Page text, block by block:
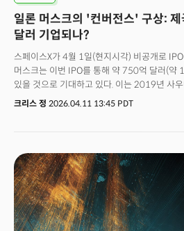
일론 머스크의 '컨버전스' 구상:
달러 기업되나?
스페이스X가 4월 1일(현지시각) 비공개로
머스크는 이번 IPO를 통해 약 750억 달러(약
있을 것으로 기대하고 있다. 이는 2019년 사
2014년 알리바바 250억 달러의 3배에 달하는
달러 수준으로 평가받던 xAI 합병을 거치며
급등했다. 그리고 단 1년 만에 IPO를 통해 머스
도약한다. 어떻게 이것이 가능했을까? 머스크
(Convergence)' 전략이라 명명했다. 자신의 모
작업이다. 그리고 그 끝에는 스페이스X와 테슬
따르면 합산 시가총액 3조 5000억 달러. 이미
크리스 정 2026.04.11 13:45 PDT